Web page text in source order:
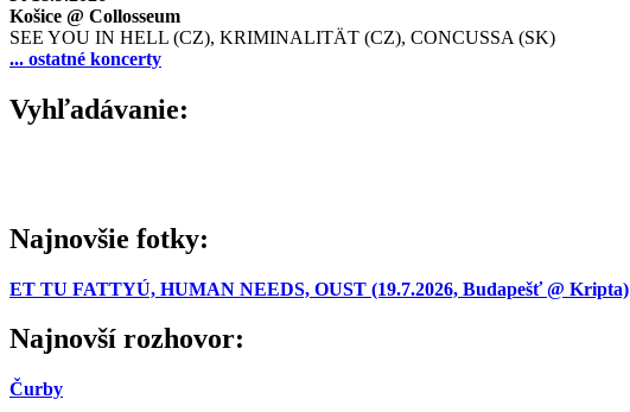
Košice @ Collosseum
SEE YOU IN HELL (CZ), KRIMINALITÄT (CZ), CONCUSSA (SK)
... ostatné koncerty
Vyhľadávanie:
Najnovšie fotky:
ET TU FATTYÚ, HUMAN NEEDS, OUST (19.7.2026, Budapešť @ Kripta)
Najnovší rozhovor:
Čurby